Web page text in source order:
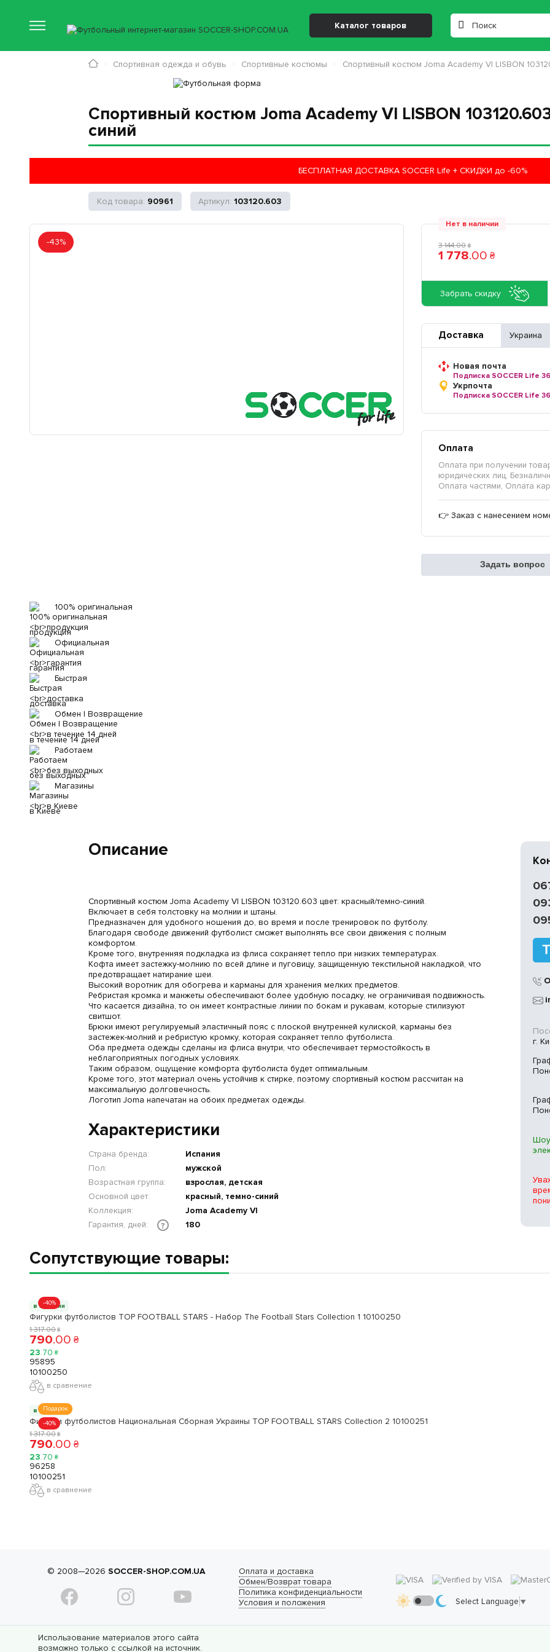
Спортивный костюм Joma Academy VI LISBON
синий
БЕСПЛАТНАЯ ДОСТАВКА SOCCER Life + СКИДКИ до -60%
90961 103120.603
-43%
Нет в наличии
3 144.00 ₴
1 778.00 ₴
Забрать скидку
Доставка Украина
Новая почта
Подписка SOCCER Life
Укрпочта
Подписка SOCCER Life
Оплата
Оплата при получении
юридических лиц,
Оплата частями, Оплата
👉 Заказ с нанесением
Задать вопрос
100% оригинальная
продукция
Официальная
гарантия
Быстрая
доставка
Обмен | Возвращение
в течение 14 дней
Работаем
без выходных
Магазины
в Киеве
Описание
Спортивный костюм Joma Academy VI LISBON 103120.603 цвет: красный/темно-синий.
Включает в себя толстовку на молнии и штаны.
Предназначен для удобного ношения до, во время и после тренировок по футболу.
Благодаря свободе движений футболист сможет выполнять все свои движения с полным
комфортом.
Кроме того, внутренняя подкладка из флиса сохраняет тепло при низких температурах.
Кофта имеет застежку-молнию по всей длине и пуговицу, защищенную текстильной накладкой, что
предотвращает натирание шеи.
Высокий воротник для обогрева и карманы для хранения мелких предметов.
Ребристая кромка и манжеты обеспечивают более удобную посадку, не ограничивая подвижность.
Что касается дизайна, то он имеет контрастные линии по бокам и рукавам, которые стилизуют
свитшот.
Брюки имеют регулируемый эластичный пояс с плоской внутренней кулиской, карманы без
застежек-молний и ребристую кромку, которая сохраняет тепло футболиста.
Оба предмета одежды сделаны из флиса внутри, что обеспечивает термостойкость в
неблагоприятных погодных условиях.
Таким образом, ощущение комфорта футболиста будет оптимальным.
Кроме того, этот материал очень устойчив к стирке, поэтому спортивный костюм рассчитан на
максимальную долговечность.
Логотип Joma напечатан на обоих предметах одежды.
Характеристики
Страна бренда:
Испания
Пол:
мужской
Возрастная группа:
взрослая, детская
Основной цвет:
красный, темно-синий
Коллекция:
Joma Academy VI
Гарантия, дней:
? 180
г.
Сопутствующие товары:
-40%
в наличии
Фигурки футболистов TOP FOOTBALL STARS - Набор The Football Stars Collection 1 10100250
1 317.00 ₴
790.00 ₴
23.70 ₴
95895
10100250
в сравнение
Подарок
-40%
в наличии
Фигурки футболистов Национальная Сборная Украины TOP FOOTBALL STARS Collection 2 10100251
1 317.00 ₴
790.00 ₴
23.70 ₴
96258
10100251
в сравнение
Каталог товаров
Спортивная одежда и обувь Спортивные костюмы Спортивный костюм Joma Academy VI LISBON
© 2008—2026SOCCER-SHOP.COM.UA
Оплата и доставка
Обмен/Возврат товара
Политика конфиденциальности
Условия и положения
Select Language ▼
Использование материалов этого сайта
возможно только с ссылкой на источник.